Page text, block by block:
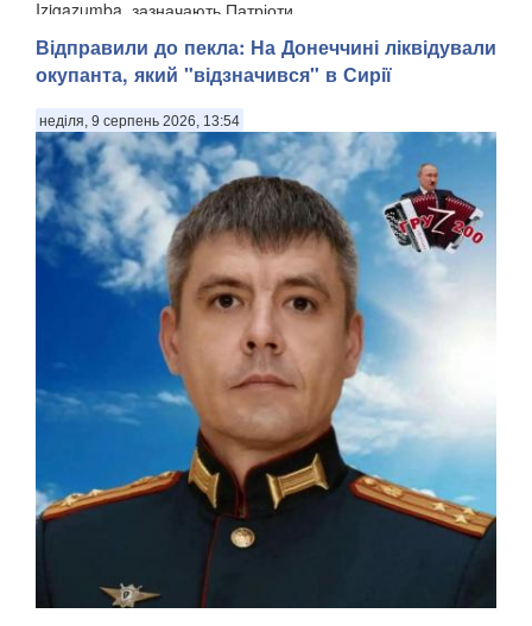
Izigazumba, зазначають Патріоти ...
Відправили до пекла: На Донеччині ліквідували
окупанта, який "відзначився" в Сирії
неділя, 9 серпень 2026, 13:54